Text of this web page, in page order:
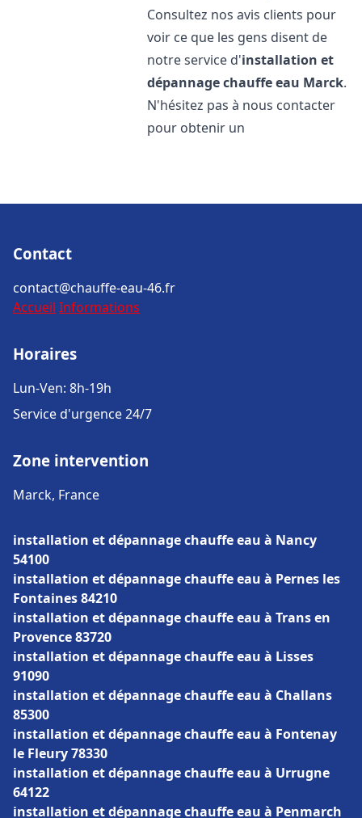
Consultez nos avis clients pour
voir ce que les gens disent de
notre service d'installation et
dépannage chauffe eau Marck.
N'hésitez pas à nous contacter
pour obtenir un
Contact
contact@chauffe-eau-46.fr
Accueil Informations
Horaires
Lun-Ven: 8h-19h
Service d'urgence 24/7
Zone intervention
Marck, France
installation et dépannage chauffe eau à Nancy
54100
installation et dépannage chauffe eau à Pernes les
Fontaines 84210
installation et dépannage chauffe eau à Trans en
Provence 83720
installation et dépannage chauffe eau à Lisses
91090
installation et dépannage chauffe eau à Challans
85300
installation et dépannage chauffe eau à Fontenay
le Fleury 78330
installation et dépannage chauffe eau à Urrugne
64122
installation et dépannage chauffe eau à Penmarch